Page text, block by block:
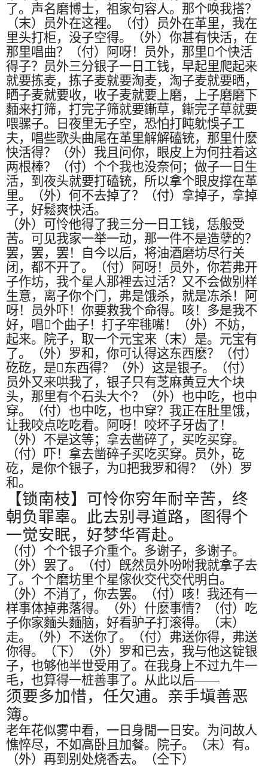
了。声名磨博士，祖家句容人。那个唤我搭？
（末）员外在这裡。（付）员外在革里，我在
里头打柜，没子空得。（外）你甚有快活，在
那里唱曲？（付）阿呀！员外，那里𠍽个快活
得子？员外三分银子一日工钱，早起里爬起来
就要拣麦，拣子麦就要淘麦，淘子麦就要晒，
晒子麦就要收，收子麦就要上磨，上子磨磨下
麵来打筛，打完子筛就要鏩草，鏩完子草就要
喂骡子。日夜里无子空，恐怕打盹躭悞子工
夫，唱些歌头曲尾在革里解解磕铳，那里什麽
快活得？（外）我且问你，眼皮上为何拄着这
两根棒？（付）个个我也没奈何；做子一日生
活，到夜头就要打磕铳，所以拿个眼皮撑在革
里。（外）何不去掉了？（付）拿掉子，拿掉
子，好鬆爽快活。
（外）可怜他得了我三分一日工钱，恁般受
苦。可见我家一举一动，那一件不是造孽的？
罢，罢，罢！自今以后，将油酒磨坊尽行关
闭，都不开了。（付）阿呀！员外，你若弗开
子作坊，我个星人那裡去过活？又不会做别样
生意，离子你个门，弗是饿杀，就是冻杀！阿
呀！员外吓！你要救我个命得。咳！多是我不
好，唱𠍽个曲子！打子牢毴嘴！（外）不妨，
起来。院子，取一个元宝来（末）是。元宝有
了。（外）罗和，你可认得这东西麽？（付）
矻矻，是𠍽东西得？（外）这是银子。（付）
员外又来哄我了，银子只有芝麻黄豆大个块
头，那里有个石头大个？（外）也中吃，也中
穿。（付）也中吃，也中穿？我正在肚里饿，
让我咬点吃吃看。阿呀！咬坏子牙齿了！
（外）不是这等；拿去凿碎了，买吃买穿。
（付）吓！拿去凿碎子买吃买穿。员外，矻
矻，是你个银子，为𠍽把我罗和得？（外）罗
和。
【锁南枝】可怜你穷年耐辛苦，终
朝负罪辜。此去别寻道路，图得个
一觉安眠，好梦华胥赴。
（付）个个银子介重个。多谢子，多谢子。
（外）罢了。（付）旣然员外吩咐我就拿子去
了。个个磨坊里个星傢伙交代交代明白。
（外）不消了，你去罢。（付）咳！我还有一
样事体掉弗落得。（外）什麽事情？（付）吃
子你家麵头麵脑，好看驴子打滚得。（末）
走。（外）不送你了。（付）弗送你得，弗送
你得。（下）（外）罗和已去，我与他这锭银
子，也够他半世受用了。在我身上不过九牛一
毛，也算得一桩善事了。从此以后——
须要多加惜，任欠逋。亲手塡善恶
簿。
老年花似雾中看，一日身閒一日安。为问故人
憔悴尽，不如高卧且加餐。院子。（末）有。
（外）再到别处烧香去。（仝下）